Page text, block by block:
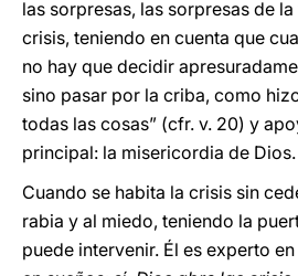
las sorpresas, las sorpresas de
crisis, teniendo en cuenta que
no hay que decidir
sino pasar por la criba, como
todas las cosas” (cfr. v. 20) y
principal: la misericordia de Dios.
Cuando se habita la crisis sin
rabia y al miedo, teniendo la
puede intervenir. Él es experto